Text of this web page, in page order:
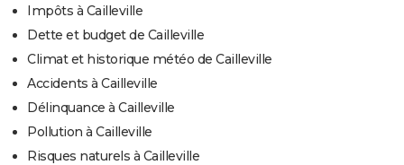
Impôts à Cailleville
Dette et budget de Cailleville
Climat et historique météo de Cailleville
Accidents à Cailleville
Délinquance à Cailleville
Pollution à Cailleville
Risques naturels à Cailleville